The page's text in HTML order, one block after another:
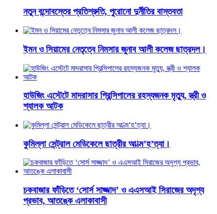
নতুন বন্দোবস্তের প্রতিশ্রুতি, পুরোনো দুর্নীতির বাস্তবতা
ইমন ও সিয়ামের নেতৃত্বে নিমসার জুনাব আলী কলেজ ছাত্রদল।
হাউজিং এস্টেটে মাদরাসার প্রিন্সিপালের রহস্যজনক মৃত্যু, স্ত্রী ও
শ্যালক আটক
কুমিল্লা সেন্ট্রাল মেডিকেলে ছাত্রীর আ’ত্ম’হ’ত্যা।
চকবাজার ফাঁড়িতে ‘সোর্স সাজ্জাদ’ ও এএসআই সিরাজের অদৃশ্য
প্রভাব, আতঙ্কে এলাকাবাসী